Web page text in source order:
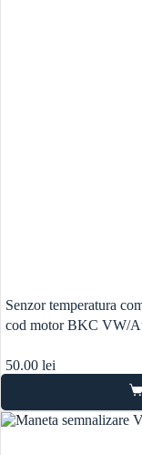
Senzor temperatura
cod motor BKC VW/
50.00 lei